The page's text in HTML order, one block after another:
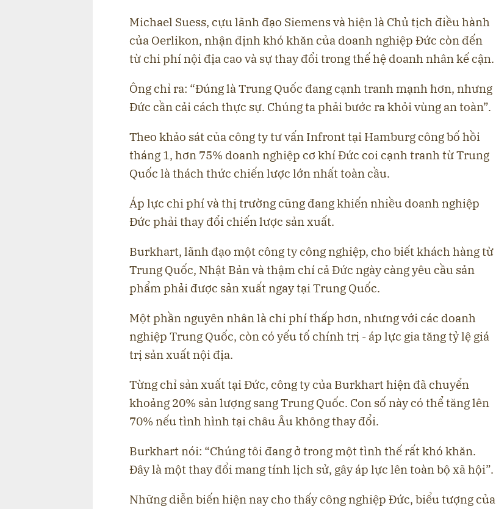
Michael Suess, cựu lãnh đạo Siemens và hiện là Chủ tịch điều hành
của Oerlikon, nhận định khó khăn của doanh nghiệp Đức còn đến
từ chi phí nội địa cao và sự thay đổi trong thế hệ doanh nhân kế cận.
Ông chỉ ra: “Đúng là Trung Quốc đang cạnh tranh mạnh hơn, nhưng
Đức cần cải cách thực sự. Chúng ta phải bước ra khỏi vùng an toàn”.
Theo khảo sát của công ty tư vấn Infront tại Hamburg công bố hồi
tháng 1, hơn 75% doanh nghiệp cơ khí Đức coi cạnh tranh từ Trung
Quốc là thách thức chiến lược lớn nhất toàn cầu.
Áp lực chi phí và thị trường cũng đang khiến nhiều doanh nghiệp
Đức phải thay đổi chiến lược sản xuất.
Burkhart, lãnh đạo một công ty công nghiệp, cho biết khách hàng từ
Trung Quốc, Nhật Bản và thậm chí cả Đức ngày càng yêu cầu sản
phẩm phải được sản xuất ngay tại Trung Quốc.
Một phần nguyên nhân là chi phí thấp hơn, nhưng với các doanh
nghiệp Trung Quốc, còn có yếu tố chính trị - áp lực gia tăng tỷ lệ giá
trị sản xuất nội địa.
Từng chỉ sản xuất tại Đức, công ty của Burkhart hiện đã chuyển
khoảng 20% sản lượng sang Trung Quốc. Con số này có thể tăng lên
70% nếu tình hình tại châu Âu không thay đổi.
Burkhart nói: “Chúng tôi đang ở trong một tình thế rất khó khăn.
Đây là một thay đổi mang tính lịch sử, gây áp lực lên toàn bộ xã hội”.
Những diễn biến hiện nay cho thấy công nghiệp Đức, biểu tượng của